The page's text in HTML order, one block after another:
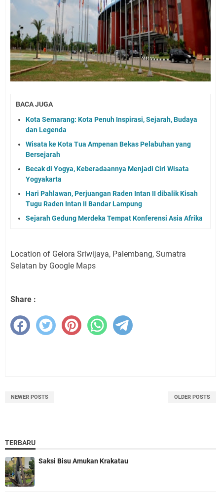
BACA JUGA
Kota Semarang: Kota Penuh Inspirasi, Sejarah, Budaya
dan Legenda
Wisata ke Kota Tua Ampenan Bekas Pelabuhan yang
Bersejarah
Becak di Yogya, Keberadaannya Menjadi Ciri Wisata
Yogyakarta
Hari Pahlawan, Perjuangan Raden Intan II dibalik Kisah
Tugu Raden Intan II Bandar Lampung
Sejarah Gedung Merdeka Tempat Konferensi Asia Afrika
Location of Gelora Sriwijaya, Palembang, Sumatra
Selatan by Google Maps
Share :
NEWER POSTS OLDER POSTS
TERBARU
Saksi Bisu Amukan Krakatau